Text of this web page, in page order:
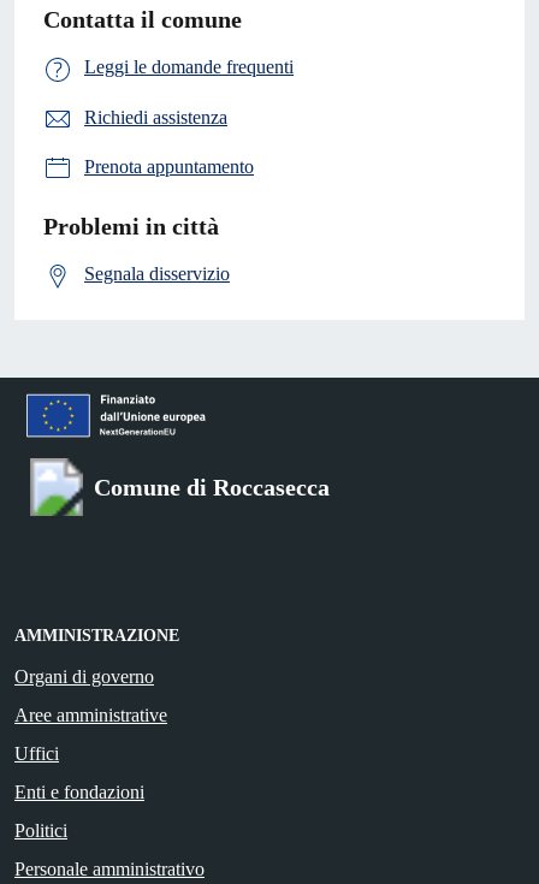
Contatta il comune
Leggi le domande frequenti
Richiedi assistenza
Prenota appuntamento
Problemi in città
Segnala disservizio
Comune di Roccasecca
AMMINISTRAZIONE
Organi di governo
Aree amministrative
Uffici
Enti e fondazioni
Politici
Personale amministrativo